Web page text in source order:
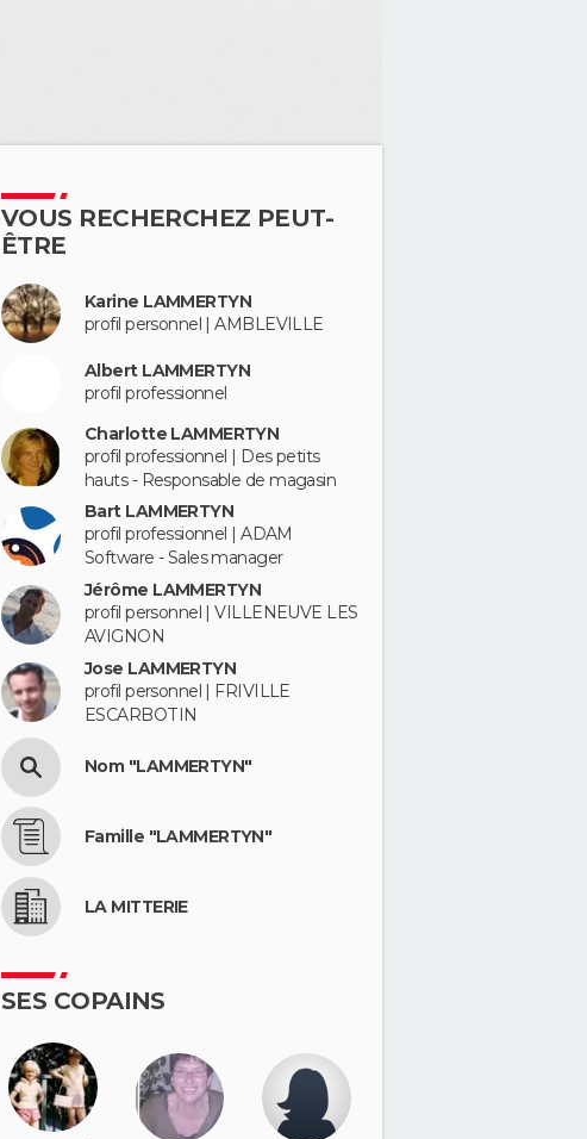
VOUS RECHERCHEZ PEUT-
ÊTRE
Karine LAMMERTYN
profil personnel | AMBLEVILLE
Albert LAMMERTYN
profil professionnel
Charlotte LAMMERTYN
profil professionnel | Des petits
hauts - Responsable de magasin
Bart LAMMERTYN
profil professionnel | ADAM
Software - Sales manager
Jérôme LAMMERTYN
profil personnel | VILLENEUVE LES
AVIGNON
Jose LAMMERTYN
profil personnel | FRIVILLE
ESCARBOTIN
Nom "LAMMERTYN"
Famille "LAMMERTYN"
LA MITTERIE
SES COPAINS